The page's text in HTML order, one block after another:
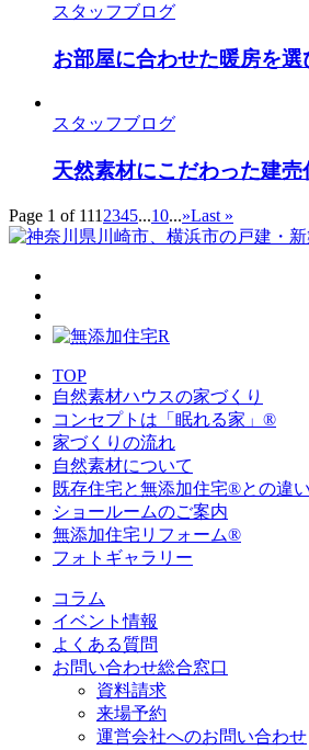
スタッフブログ
お部屋に合わせた暖房を
スタッフブログ
天然素材にこだわった建
Page 1 of 111 2345...10...»Last »
TOP
自然素材ハウスの家づくり
コンセプトは「眠れる家」®
家づくりの流れ
自然素材について
既存住宅と無添加住宅®との違い
ショールームのご案内
無添加住宅リフォーム®
フォトギャラリー
コラム
イベント情報
よくある質問
お問い合わせ総合窓口
資料請求
来場予約
運営会社へのお問い合わせ